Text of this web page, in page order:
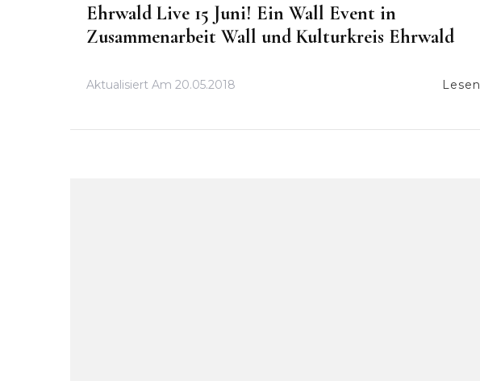
Ehrwald Live 15 Juni! Ein Wall Event in
Zusammenarbeit Wall und Kulturkreis Ehrwald
Aktualisiert Am 20.05.2018 Lesen